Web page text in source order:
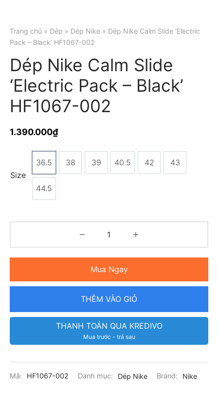
Trang chủ » Dép » Dép Nike » Dép Nike Calm Slide ‘Electric
Pack – Black’ HF1067-002
Dép Nike Calm Slide
‘Electric Pack – Black’
HF1067-002
1.390.000₫
Size
36.5 38 39 40.5 42 43
44.5
Mua Ngay
THÊM VÀO GIỎ
THANH TOÁN QUA KREDIVO
Mua trước - trả sau
Mã: HF1067-002 Danh mục: Dép Nike Brand: Nike